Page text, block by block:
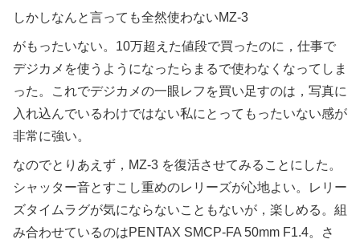
しかしなんと言っても全然使わないMZ-3
がもったいない。10万超えた値段で買ったのに，仕事で
デジカメを使うようになったらまるで使わなくなってしま
った。これでデジカメの一眼レフを買い足すのは，写真に
入れ込んでいるわけではない私にとってもったいない感が
非常に強い。
なのでとりあえず，MZ-3 を復活させてみることにした。
シャッター音とすこし重めのレリーズが心地よい。レリー
ズタイムラグが気にならないこともないが，楽しめる。組
み合わせているのはPENTAX SMCP-FA 50mm F1.4。さ